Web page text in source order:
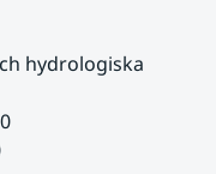
hydrologiska